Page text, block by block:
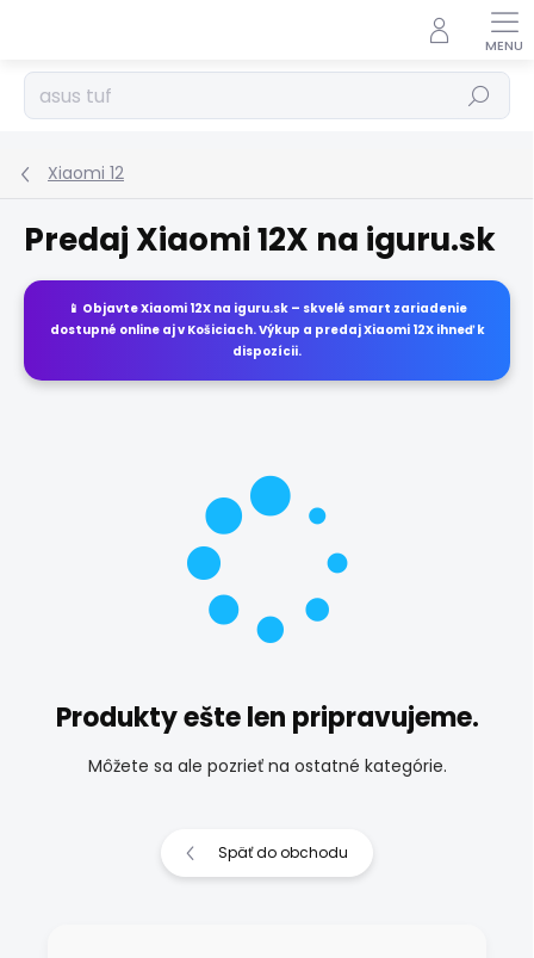
Hľadať
Xiaomi 12
Predaj Xiaomi 12X na iguru.sk
📱 ObjavteXiaomi 12Xna iguru.sk– skvelé smart zariadenie
dostupné online aj v Košiciach. Výkup a predajXiaomi 12Xihneď k
dispozícii.
Produkty ešte len pripravujeme.
Môžete sa ale pozrieť na ostatné kategórie.
Späť do obchodu